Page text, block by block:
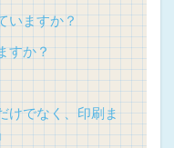
いますか？
すか？
けでなく、印刷ま